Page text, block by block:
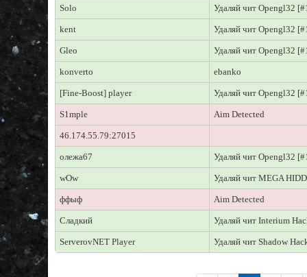
Solo Удаляй чит Opengl32
kent Удаляй чит Opengl32
Gleo Удаляй чит Opengl32
konverto ebanko
[Fine-Boost] player Удаляй чит Opengl32
S1mple Aim Detected
46.174.55.79:27015
олежа67 Удаляй чит Opengl32
wOw Удаляй чит MEGA
ффыф Aim Detected
Сладкий Удаляй чит Interium
ServerovNET Player Удаляй чит Shadow